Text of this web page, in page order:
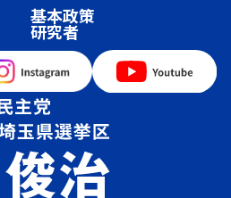
基本政策
研究者